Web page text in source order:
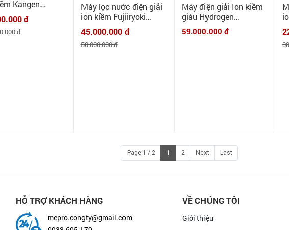
nước điện giải
Kangen
đ
Thương hiệu:FUJIIRYOKI
Máy lọc nước điện giải
ion kiềm Fujiiryoki
45.000.000 đ
Thương hiệu:FUJIIRYOKI
Máy điện giải Ion kiềm
giàu Hydrogen
HỖ TRỢ KHÁCH HÀNG VỀ CHÚNG TÔI